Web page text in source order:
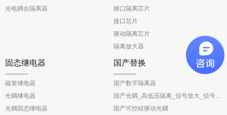
光电耦合隔离器
接口隔离芯片
接口芯片
驱动隔离芯片
隔离放大器
固态继电器
磁簧继电器
光耦继电器
光耦固态继电器
国产替换
国产数字隔离器
国产光耦_高低压隔离_信号放大_信号反馈
国产可控硅驱动光耦